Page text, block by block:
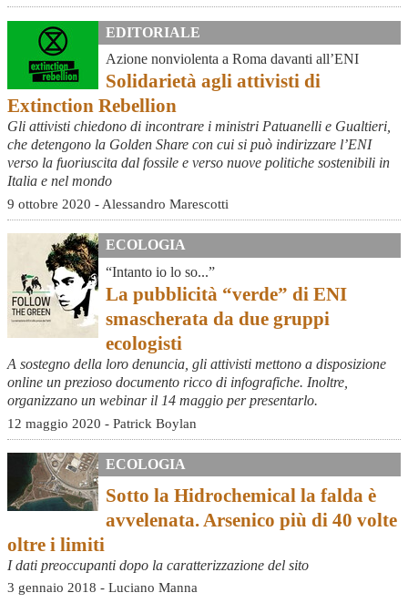
EDITORIALE
Azione nonviolenta a Roma davanti all’ENI
Solidarietà agli attivisti di
Extinction Rebellion
Gli attivisti chiedono di incontrare i ministri Patuanelli e Gualtieri,
che detengono la Golden Share con cui si può indirizzare l’ENI
verso la fuoriuscita dal fossile e verso nuove politiche sostenibili in
Italia e nel mondo
9 ottobre 2020 - Alessandro Marescotti
ECOLOGIA
“Intanto io lo so...”
La pubblicità “verde” di ENI
smascherata da due gruppi
ecologisti
A sostegno della loro denuncia, gli attivisti mettono a disposizione
online un prezioso documento ricco di infografiche. Inoltre,
organizzano un webinar il 14 maggio per presentarlo.
12 maggio 2020 - Patrick Boylan
ECOLOGIA
Sotto la Hidrochemical la falda è
avvelenata. Arsenico più di 40 volte
oltre i limiti
I dati preoccupanti dopo la caratterizzazione del sito
3 gennaio 2018 - Luciano Manna